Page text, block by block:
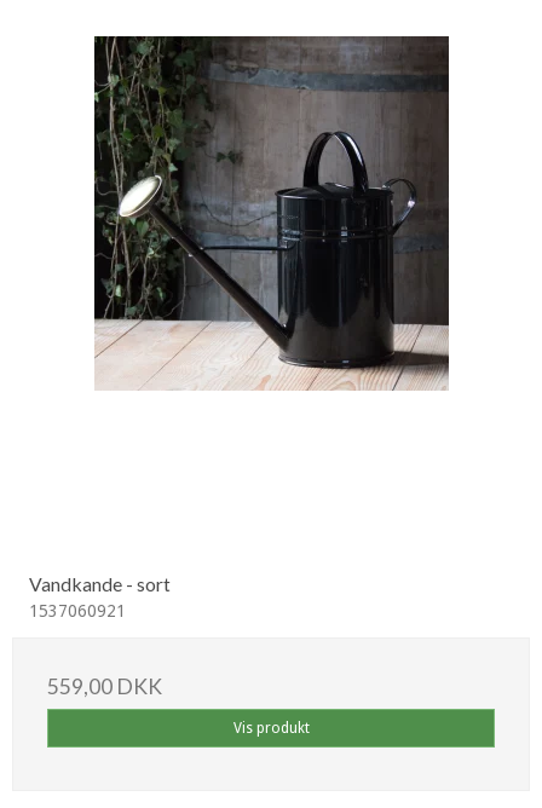
Vandkande - sort
1537060921
559,00 DKK
Vis produkt